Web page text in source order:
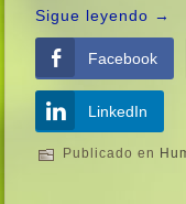
Sigue leyendo →
Facebook
LinkedIn
Publicado en